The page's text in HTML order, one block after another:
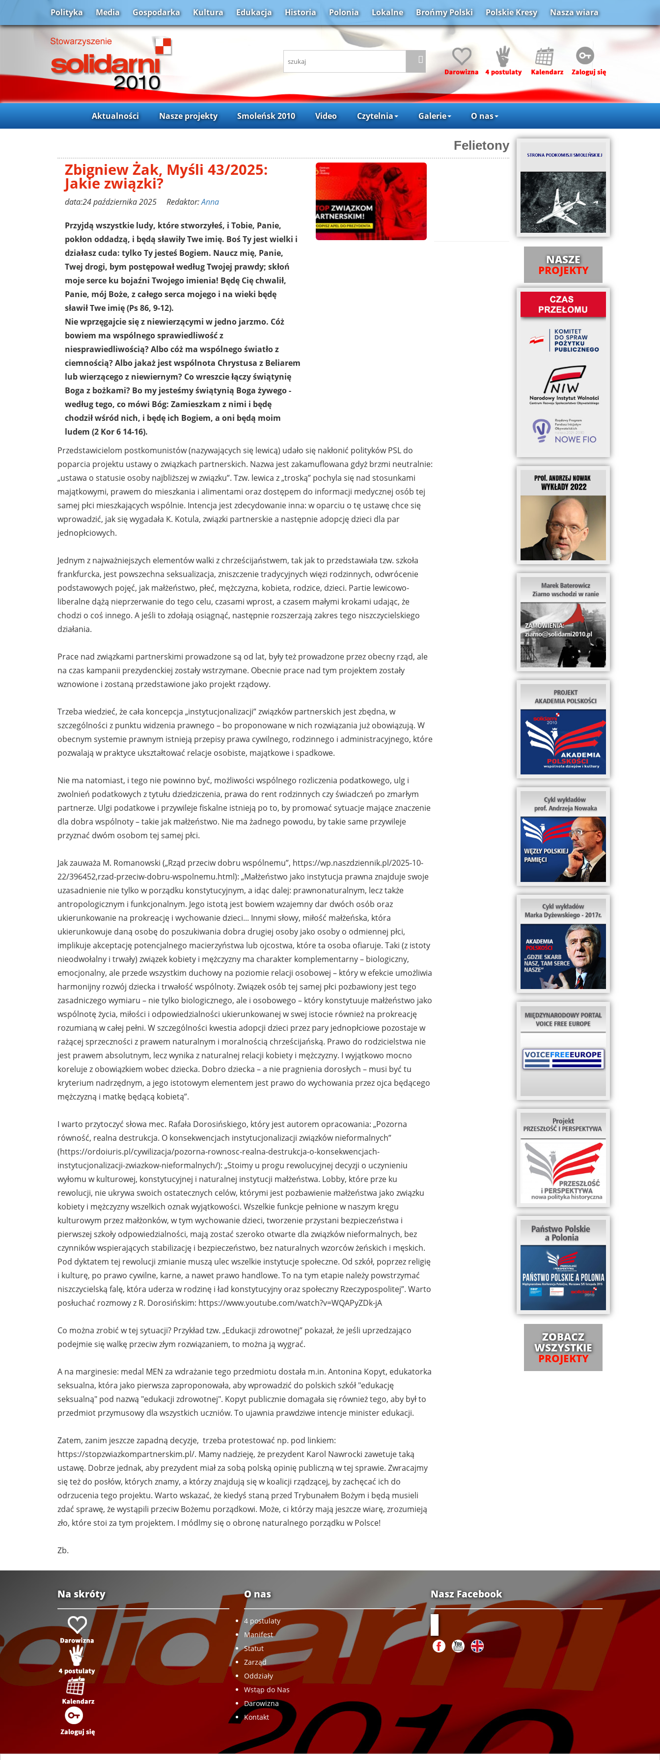
Polityka Media Gospodarka Kultura Edukacja Historia Polonia Lokalne Brońmy Polski Polskie Kresy Nasza wiara
Aktualności Nasze projekty Smoleńsk 2010 Video Czytelnia Galerie O nas
Felietony
Zbigniew Żak, Myśli 43/2025:
Jakie związki?
data:24 października 2025 Redaktor:Anna
Przyjdą wszystkie ludy, które stworzyłeś, i Tobie, Panie,
pokłon oddadzą, i będą sławiły Twe imię. Boś Ty jest wielki i
działasz cuda: tylko Ty jesteś Bogiem. Naucz mię, Panie,
Twej drogi, bym postępował według Twojej prawdy; skłoń
moje serce ku bojaźni Twojego imienia! Będę Cię chwalił,
Panie, mój Boże, z całego serca mojego i na wieki będę
sławił Twe imię (Ps 86, 9-12).
Nie wprzęgajcie się z niewierzącymi w jedno jarzmo. Cóż
bowiem ma wspólnego sprawiedliwość z
niesprawiedliwością? Albo cóż ma wspólnego światło z
ciemnością? Albo jakaż jest wspólnota Chrystusa z Beliarem
lub wierzącego z niewiernym? Co wreszcie łączy świątynię
Boga z bożkami? Bo my jesteśmy świątynią Boga żywego -
według tego, co mówi Bóg: Zamieszkam z nimi i będę
chodził wśród nich, i będę ich Bogiem, a oni będą moim
ludem (2 Kor 6 14-16).
Przedstawicielom postkomunistów (nazywających się lewicą) udało się nakłonić polityków PSL do
poparcia projektu ustawy o związkach partnerskich. Nazwa jest zakamuflowana gdyż brzmi neutralnie:
„ustawa o statusie osoby najbliższej w związku”. Tzw. lewica z „troską” pochyla się nad stosunkami
majątkowymi, prawem do mieszkania i alimentami oraz dostępem do informacji medycznej osób tej
samej płci mieszkających wspólnie. Intencja jest zdecydowanie inna: w oparciu o tę ustawę chce się
wprowadzić, jak się wygadała K. Kotula, związki partnerskie a następnie adopcję dzieci dla par
jednopłciowych.
Jednym z najważniejszych elementów walki z chrześcijaństwem, tak jak to przedstawiała tzw. szkoła
frankfurcka, jest powszechna seksualizacja, zniszczenie tradycyjnych więzi rodzinnych, odwrócenie
podstawowych pojęć, jak małżeństwo, płeć, mężczyzna, kobieta, rodzice, dzieci. Partie lewicowo-
liberalne dążą nieprzerwanie do tego celu, czasami wprost, a czasem małymi krokami udając, że
chodzi o coś innego. A jeśli to zdołają osiągnąć, następnie rozszerzają zakres tego niszczycielskiego
działania.
Prace nad związkami partnerskimi prowadzone są od lat, były też prowadzone przez obecny rząd, ale
na czas kampanii prezydenckiej zostały wstrzymane. Obecnie prace nad tym projektem zostały
wznowione i zostaną przedstawione jako projekt rządowy.
Trzeba wiedzieć, że cała koncepcja „instytucjonalizacji” związków partnerskich jest zbędna, w
szczególności z punktu widzenia prawnego – bo proponowane w nich rozwiązania już obowiązują. W
obecnym systemie prawnym istnieją przepisy prawa cywilnego, rodzinnego i administracyjnego, które
pozwalają w praktyce ukształtować relacje osobiste, majątkowe i spadkowe.
Nie ma natomiast, i tego nie powinno być, możliwości wspólnego rozliczenia podatkowego, ulg i
zwolnień podatkowych z tytułu dziedziczenia, prawa do rent rodzinnych czy świadczeń po zmarłym
partnerze. Ulgi podatkowe i przywileje fiskalne istnieją po to, by promować sytuacje mające znaczenie
dla dobra wspólnoty – takie jak małżeństwo. Nie ma żadnego powodu, by takie same przywileje
przyznać dwóm osobom tej samej płci.
Jak zauważa M. Romanowski („Rząd przeciw dobru wspólnemu”, https://wp.naszdziennik.pl/2025-10-
22/396452,rzad-przeciw-dobru-wspolnemu.html): „Małżeństwo jako instytucja prawna znajduje swoje
uzasadnienie nie tylko w porządku konstytucyjnym, a idąc dalej: prawnonaturalnym, lecz także
antropologicznym i funkcjonalnym. Jego istotą jest bowiem wzajemny dar dwóch osób oraz
ukierunkowanie na prokreację i wychowanie dzieci... Innymi słowy, miłość małżeńska, która
ukierunkowuje daną osobę do poszukiwania dobra drugiej osoby jako osoby o odmiennej płci,
implikuje akceptację potencjalnego macierzyństwa lub ojcostwa, które ta osoba ofiaruje. Taki (z istoty
nieodwołalny i trwały) związek kobiety i mężczyzny ma charakter komplementarny – biologiczny,
emocjonalny, ale przede wszystkim duchowy na poziomie relacji osobowej – który w efekcie umożliwia
harmonijny rozwój dziecka i trwałość wspólnoty. Związek osób tej samej płci pozbawiony jest tego
zasadniczego wymiaru – nie tylko biologicznego, ale i osobowego – który konstytuuje małżeństwo jako
wspólnotę życia, miłości i odpowiedzialności ukierunkowanej w swej istocie również na prokreację
rozumianą w całej pełni. W szczególności kwestia adopcji dzieci przez pary jednopłciowe pozostaje w
rażącej sprzeczności z prawem naturalnym i moralnością chrześcijańską. Prawo do rodzicielstwa nie
jest prawem absolutnym, lecz wynika z naturalnej relacji kobiety i mężczyzny. I wyjątkowo mocno
koreluje z obowiązkiem wobec dziecka. Dobro dziecka – a nie pragnienia dorosłych – musi być tu
kryterium nadrzędnym, a jego istotowym elementem jest prawo do wychowania przez ojca będącego
mężczyzną i matkę będącą kobietą”.
I warto przytoczyć słowa mec. Rafała Dorosińskiego, który jest autorem opracowania: „Pozorna
równość, realna destrukcja. O konsekwencjach instytucjonalizacji związków nieformalnych”
(https://ordoiuris.pl/cywilizacja/pozorna-rownosc-realna-destrukcja-o-konsekwencjach-
instytucjonalizacji-zwiazkow-nieformalnych/): „Stoimy u progu rewolucyjnej decyzji o uczynieniu
wyłomu w kulturowej, konstytucyjnej i naturalnej instytucji małżeństwa. Lobby, które prze ku
rewolucji, nie ukrywa swoich ostatecznych celów, którymi jest pozbawienie małżeństwa jako związku
kobiety i mężczyzny wszelkich oznak wyjątkowości. Wszelkie funkcje pełnione w naszym kręgu
kulturowym przez małżonków, w tym wychowanie dzieci, tworzenie przystani bezpieczeństwa i
pierwszej szkoły odpowiedzialności, mają zostać szeroko otwarte dla związków nieformalnych, bez
czynników wspierających stabilizację i bezpieczeństwo, bez naturalnych wzorców żeńskich i męskich.
Pod dyktatem tej rewolucji zmianie muszą ulec wszelkie instytucje społeczne. Od szkół, poprzez religię
i kulturę, po prawo cywilne, karne, a nawet prawo handlowe. To na tym etapie należy powstrzymać
niszczycielską falę, która uderza w rodzinę i ład konstytucyjny oraz społeczny Rzeczypospolitej”. Warto
posłuchać rozmowy z R. Dorosińskim: https://www.youtube.com/watch?v=WQAPyZDk-jA
Co można zrobić w tej sytuacji? Przykład tzw. „Edukacji zdrowotnej” pokazał, że jeśli uprzedzająco
podejmie się walkę przeciw złym rozwiązaniem, to można ją wygrać.
A na marginesie: medal MEN za wdrażanie tego przedmiotu dostała m.in. Antonina Kopyt, edukatorka
seksualna, która jako pierwsza zaproponowała, aby wprowadzić do polskich szkół "edukację
seksualną" pod nazwą "edukacji zdrowotnej". Kopyt publicznie domagała się również tego, aby był to
przedmiot przymusowy dla wszystkich uczniów. To ujawnia prawdziwe intencje minister edukacji.
Zatem, zanim jeszcze zapadną decyzje, trzeba protestować np. pod linkiem:
https://stopzwiazkompartnerskim.pl/. Mamy nadzieję, że prezydent Karol Nawrocki zawetuje taką
ustawę. Dobrze jednak, aby prezydent miał za sobą polską opinię publiczną w tej sprawie. Zwracajmy
się też do posłów, których znamy, a którzy znajdują się w koalicji rządzącej, by zachęcać ich do
odrzucenia tego projektu. Warto wskazać, że kiedyś staną przed Trybunałem Bożym i będą musieli
zdać sprawę, że wystąpili przeciw Bożemu porządkowi. Może, ci którzy mają jeszcze wiarę, zrozumieją
zło, które stoi za tym projektem. I módlmy się o obronę naturalnego porządku w Polsce!
Zb.
NASZE
PROJEKTY
ZOBACZ
WSZYSTKIE
PROJEKTY
Na skróty O nas
4 postulaty
Manifest
Statut
Zarząd
Oddziały
Wstąp do Nas
Darowizna
Kontakt
Nasz Facebook